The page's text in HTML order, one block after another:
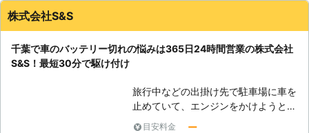
らせることが可能です。お客様がすぐ
ッテリーが上がった時はぜひ弊社をご
利用くださいませ。
よ！近郊エリアで車のバッテリー上が
りにお困りのときにはご連絡くださ
株式会社S&S
千葉で車のバッテリー切れの悩みは365日24時間営業の株式会社
S&S！最短30分で駆け付け
旅行中などの出掛け先で駐車場に車を
止めていて、エンジンをかけようとし
たときにエンジンがかからなくて焦っ
目安料金 ー